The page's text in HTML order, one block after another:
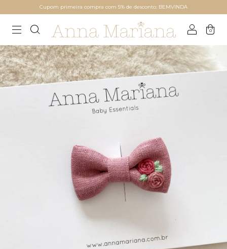
Cupom primeira compra com 5% de desconto: BEMVINDA
0